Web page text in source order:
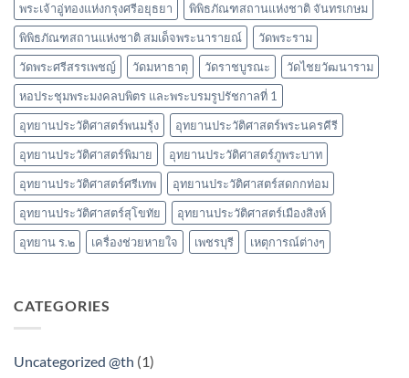
พระเจ้าอู่ทองแห่งกรุงศรีอยุธยา
พิพิธภัณฑสถานแห่งชาติ จันทรเกษม
พิพิธภัณฑสถานแห่งชาติ สมเด็จพระนารายณ์
วัดพระราม
วัดพระศรีสรรเพชญ์
วัดมหาธาตุ วัดราชบูรณะ
วัดไชยวัฒนาราม
หอประชุมพระมงคลบพิตร และพระบรมรูปรัชกาลที่ 1
อุทยานประวัติศาสตร์พนมรุ้ง
อุทยานประวัติศาสตร์พระนครคีรี
อุทยานประวัติศาสตร์พิมาย
อุทยานประวัติศาสตร์ภูพระบาท
อุทยานประวัติศาสตร์ศรีเทพ
อุทยานประวัติศาสตร์สดกกท่อม
อุทยานประวัติศาสตร์สุโขทัย
อุทยานประวัติศาสตร์เมืองสิงห์
อุทยาน ร.๒
เครื่องช่วยหายใจ เพชรบุรี เหตุการณ์ต่างๆ
CATEGORIES
Uncategorized @th (1)